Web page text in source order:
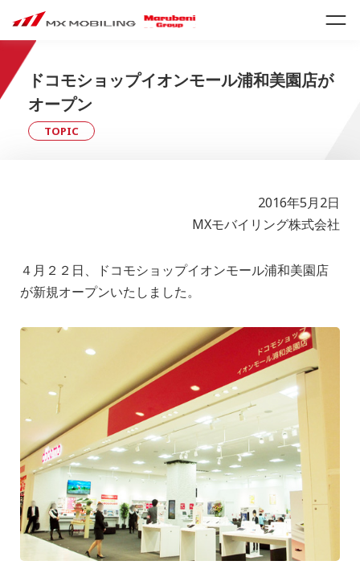
ドコモショップイオンモール浦和美園店が
オープン
TOPIC
2016年5月2日
MXモバイリング株式会社
４月２２日、ドコモショップイオンモール浦和美園店
が新規オープンいたしました。